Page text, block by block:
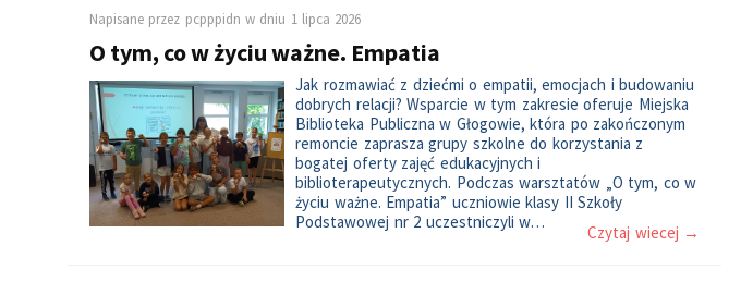
Napisane przez pcpppidn w dniu 1 lipca 2026
O tym, co w życiu ważne. Empatia
Jak rozmawiać z dziećmi o empatii, emocjach i budowaniu
dobrych relacji? Wsparcie w tym zakresie oferuje Miejska
Biblioteka Publiczna w Głogowie, która po zakończonym
remoncie zaprasza grupy szkolne do korzystania z
bogatej oferty zajęć edukacyjnych i
biblioterapeutycznych. Podczas warsztatów „O tym, co w
życiu ważne. Empatia” uczniowie klasy II Szkoły
Podstawowej nr 2 uczestniczyli w…
Czytaj wiecej →